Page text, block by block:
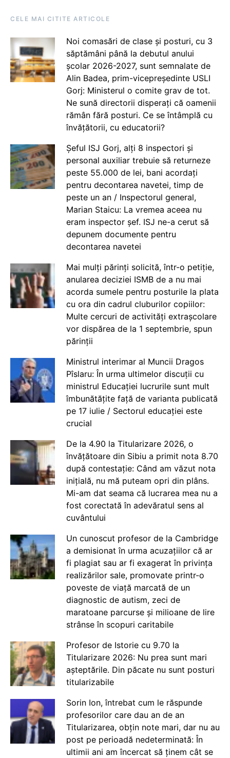
CELE MAI CITITE ARTICOLE
Noi comasări de clase și posturi, cu 3
săptămâni până la debutul anului
școlar 2026-2027, sunt semnalate de
Alin Badea, prim-vicepreședinte USLI
Gorj: Ministerul o comite grav de tot.
Ne sună directorii disperați că oamenii
rămân fără posturi. Ce se întâmplă cu
învățătorii, cu educatorii?
Șeful ISJ Gorj, alți 8 inspectori și
personal auxiliar trebuie să returneze
peste 55.000 de lei, bani acordați
pentru decontarea navetei, timp de
peste un an / Inspectorul general,
Marian Staicu: La vremea aceea nu
eram inspector șef. ISJ ne-a cerut să
depunem documente pentru
decontarea navetei
Mai mulți părinți solicită, într-o petiție,
anularea deciziei ISMB de a nu mai
acorda sumele pentru posturile la plata
cu ora din cadrul cluburilor copiilor:
Multe cercuri de activități extrașcolare
vor dispărea de la 1 septembrie, spun
părinții
Ministrul interimar al Muncii Dragos
Pîslaru: În urma ultimelor discuții cu
ministrul Educației lucrurile sunt mult
îmbunătățite față de varianta publicată
pe 17 iulie / Sectorul educației este
crucial
De la 4.90 la Titularizare 2026, o
învățătoare din Sibiu a primit nota 8.70
după contestație: Când am văzut nota
inițială, nu mă puteam opri din plâns.
Mi-am dat seama că lucrarea mea nu a
fost corectată în adevăratul sens al
cuvântului
Un cunoscut profesor de la Cambridge
a demisionat în urma acuzațiilor că ar
fi plagiat sau ar fi exagerat în privința
realizărilor sale, promovate printr-o
poveste de viață marcată de un
diagnostic de autism, zeci de
maratoane parcurse și milioane de lire
strânse în scopuri caritabile
Profesor de Istorie cu 9.70 la
Titularizare 2026: Nu prea sunt mari
așteptările. Din păcate nu sunt posturi
titularizabile
Sorin Ion, întrebat cum le răspunde
profesorilor care dau an de an
Titularizarea, obțin note mari, dar nu au
post pe perioadă nedeterminată: În
ultimii ani am încercat să ținem cât se